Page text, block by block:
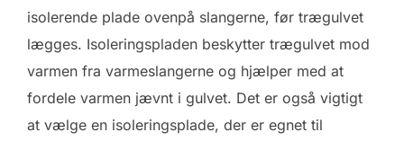
isolerende plade ovenpå slangerne, før trægulvet
lægges. Isoleringspladen beskytter trægulvet mod
varmen fra varmeslangerne og hjælper med at
fordele varmen jævnt i gulvet. Det er også vigtigt
at vælge en isoleringsplade, der er egnet til